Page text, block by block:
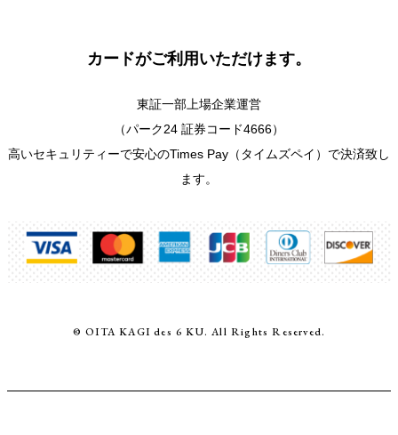
カードがご利用いただけます。
東証一部上場企業運営
（パーク24 証券コード4666）
高いセキュリティーで安心のTimes Pay（タイムズペイ）で決済致し
ます。
© OITA KAGI des 6 KU. All Rights Reserved.